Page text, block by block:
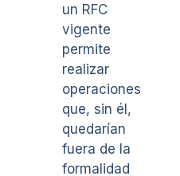
un RFC
vigente
permite
realizar
operaciones
que, sin él,
quedarían
fuera de la
formalidad